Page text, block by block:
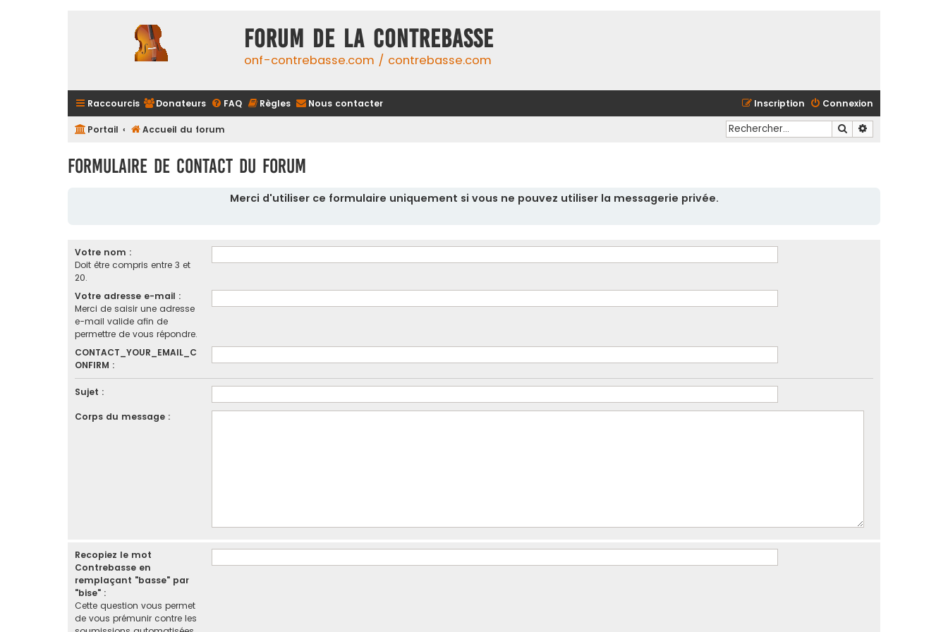
FORUM DE LA CONTREBASSE
onf-contrebasse.com / contrebasse.com
Raccourcis Donateurs FAQ Règles Nous contacter Connexion
Inscription
Portail Accueil du forum Rechercher
Formulaire de contact du forum
Merci d'utiliser ce formulaire uniquement si vous ne pouvez utiliser la messagerie privée.
Votre nom :
Doit être compris entre 3 et
20.
Votre adresse e-mail :
Merci de saisir une adresse
e-mail valide afin de
permettre de vous répondre.
CONTACT_YOUR_EMAIL_C
ONFIRM :
Sujet :
Corps du message :
Recopiez le mot
Contrebasse en
remplaçant "basse" par
"bise" :
Cette question vous permet
de vous prémunir contre les